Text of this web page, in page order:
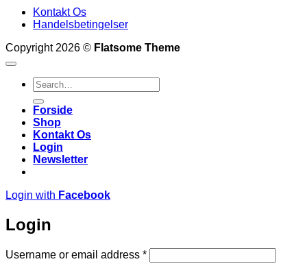
Kontakt Os
Handelsbetingelser
Copyright 2026 © Flatsome Theme
Search
for:
Forside
Shop
Kontakt Os
Login
Newsletter
Login with Facebook
Login
Username or email address *Required